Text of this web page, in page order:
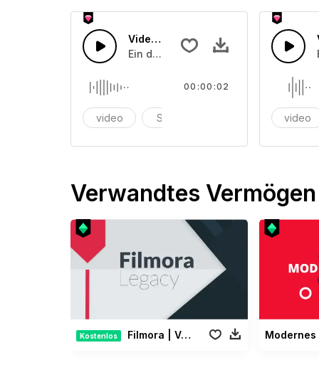
Videospiel 53
Ein digitaler Ton, der auf einmal
video Spiel
00:00:02
video
Verwandtes Vermögen
Kostenlos Filmora | Vermächtnis Paket